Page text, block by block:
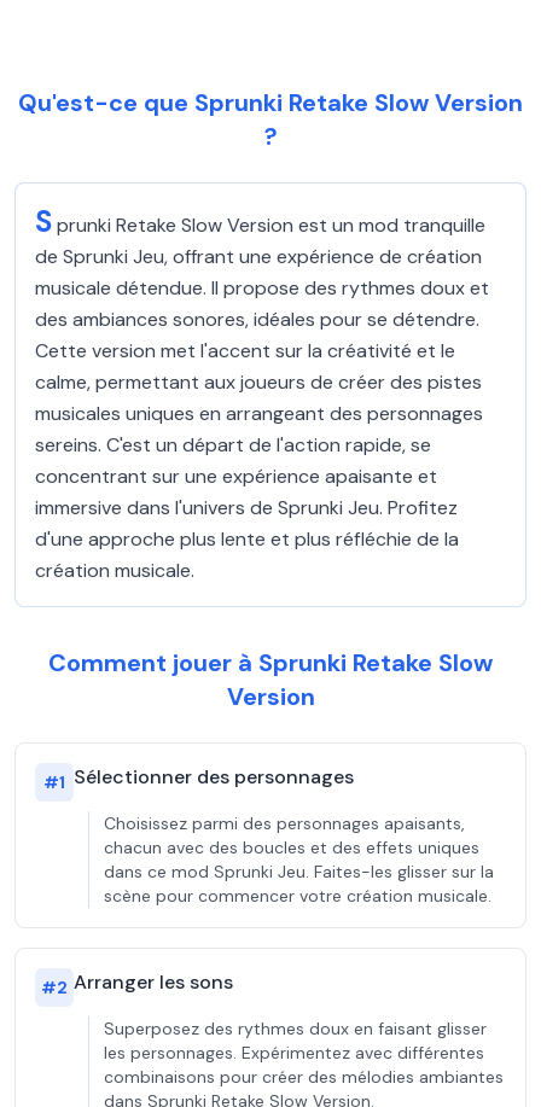
Qu'est-ce que Sprunki Retake Slow Version
?
Sprunki Retake Slow Version est un mod tranquille
de Sprunki Jeu, offrant une expérience de création
musicale détendue. Il propose des rythmes doux et
des ambiances sonores, idéales pour se détendre.
Cette version met l'accent sur la créativité et le
calme, permettant aux joueurs de créer des pistes
musicales uniques en arrangeant des personnages
sereins. C'est un départ de l'action rapide, se
concentrant sur une expérience apaisante et
immersive dans l'univers de Sprunki Jeu. Profitez
d'une approche plus lente et plus réfléchie de la
création musicale.
Comment jouer à Sprunki Retake Slow
Version
#1 Sélectionner des personnages
Choisissez parmi des personnages apaisants,
chacun avec des boucles et des effets uniques
dans ce mod Sprunki Jeu. Faites-les glisser sur la
scène pour commencer votre création musicale.
#2 Arranger les sons
Superposez des rythmes doux en faisant glisser
les personnages. Expérimentez avec différentes
combinaisons pour créer des mélodies ambiantes
dans Sprunki Retake Slow Version.